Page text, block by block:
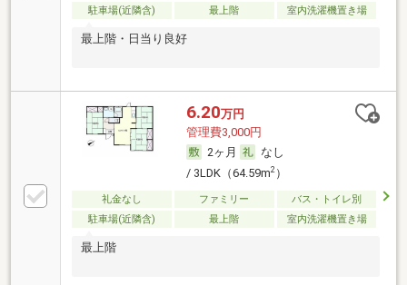
駐車場(近隣含)
最上階 室内洗濯機置き場
最上階・日当り良好
6.20万円
管理費3,000円
2ヶ月
なし
/ 3LDK（64.59m2）
礼金なし ファミリー
バス・トイレ別
駐車場(近隣含)
最上階 室内洗濯機置き場
最上階